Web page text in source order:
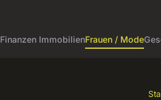
Finanzen ImmobilienFrauen / Mode